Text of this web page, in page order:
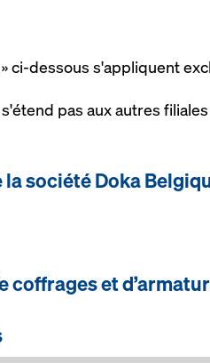
ci-dessous s'appliquent
pas aux autres
société Doka
coffrages et